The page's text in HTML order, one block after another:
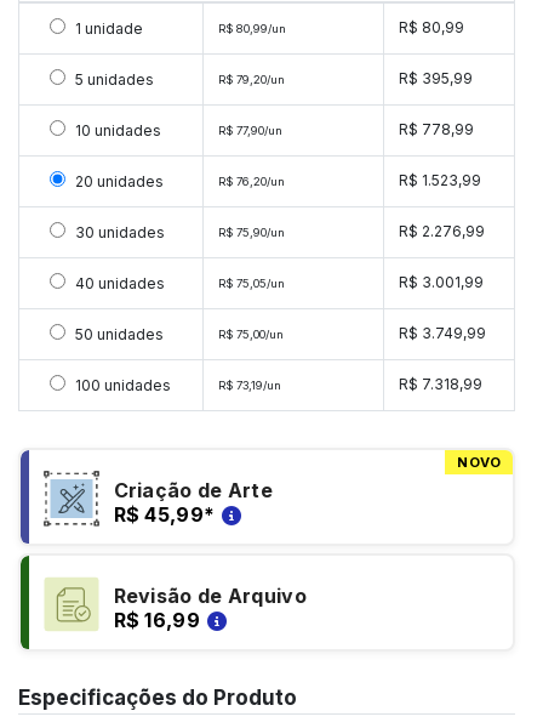
Selecionar 1 unidade
1 unidade R$ 80,99/un R$ 80,99
Selecionar 5 unidades
5 unidades R$ 79,20/un R$ 395,99
Selecionar 10 unidades
10 unidades R$ 77,90/un R$ 778,99
Selecionar 20 unidades
20 unidades R$ 76,20/un R$ 1.523,99
Selecionar 30 unidades
30 unidades R$ 75,90/un R$ 2.276,99
Selecionar 40 unidades
40 unidades R$ 75,05/un R$ 3.001,99
Selecionar 50 unidades
50 unidades R$ 75,00/un R$ 3.749,99
Selecionar 100 unidades
100 unidades R$ 73,19/un R$ 7.318,99
NOVO
Criação de Arte
R$ 45,99*
Revisão de Arquivo
R$ 16,99
Especificações do Produto